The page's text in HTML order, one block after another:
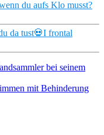
du aufs Klo musst?
da tust💀I frontal
bei seinem
mit Behinderung